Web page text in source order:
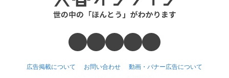
広告掲載について お問い合わせ 動画・バナー広告について